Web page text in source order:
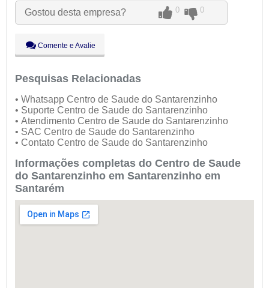
Qua:
09:00 - 18:00
Qui:
09:00 - 18:00
Sáb:
Dom:
Fechado
Gostou desta empresa? 0 0
Comente e Avalie
Pesquisas Relacionadas
• Whatsapp Centro de Saude do Santarenzinho
• Suporte Centro de Saude do Santarenzinho
• Atendimento Centro de Saude do Santarenzinho
• SAC Centro de Saude do Santarenzinho
• Contato Centro de Saude do Santarenzinho
Informações completas do Centro de Saude
do Santarenzinho em Santarenzinho em
Santarém